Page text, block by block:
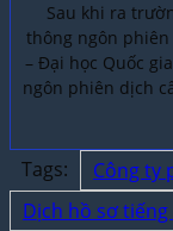
Sau khi ra
thông ngôn
– Đại học Quốc
ngôn phiên dịch
Tags:
Công ty
Dịch hồ sơ